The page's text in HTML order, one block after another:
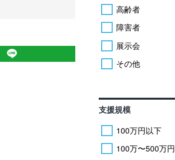
高齢者
障害者
展示会
その他
支援規模
100万円以下
100万〜500万円